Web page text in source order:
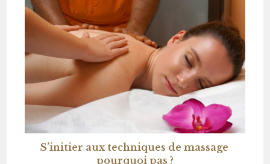
S’initier aux techniques de massage
pourquoi pas ?